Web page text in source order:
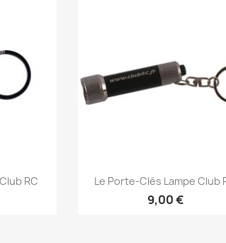
RC Aperçu rapide
Le Porte-Clés Lampe Club
9,00 €